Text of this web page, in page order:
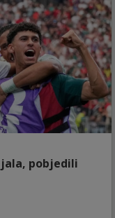
pobjedili